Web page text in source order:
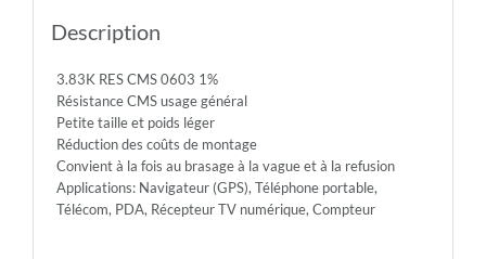
-
Temp.Min.:
-55°
-
Temp.Max.:
+155°
Description
3.83K RES CMS 0603 1%
Résistance CMS usage général
Petite taille et poids léger
Réduction des coûts de montage
Convient à la fois au brasage à la vague et à la refusion
Applications: Navigateur (GPS), Téléphone portable,
Télécom, PDA, Récepteur TV numérique, Compteur